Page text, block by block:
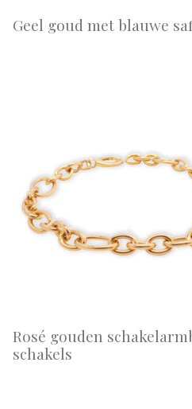
Geel goud met blauwe
Rosé gouden
schakels